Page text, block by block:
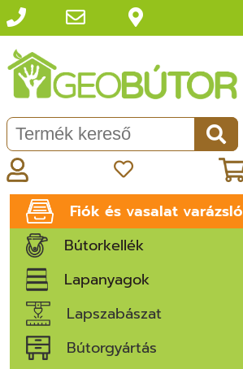
Fiók és vasalat varázsló
Bútorkellék
Lapanyagok
Lapszabászat
Bútorgyártás